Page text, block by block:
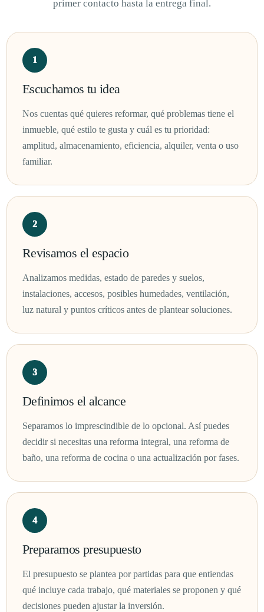
primer contacto hasta la entrega final.
Escuchamos tu idea
Nos cuentas qué quieres reformar, qué problemas tiene el
inmueble, qué estilo te gusta y cuál es tu prioridad:
amplitud, almacenamiento, eficiencia, alquiler, venta o uso
familiar.
Revisamos el espacio
Analizamos medidas, estado de paredes y suelos,
instalaciones, accesos, posibles humedades, ventilación,
luz natural y puntos críticos antes de plantear soluciones.
Definimos el alcance
Separamos lo imprescindible de lo opcional. Así puedes
decidir si necesitas una reforma integral, una reforma de
baño, una reforma de cocina o una actualización por fases.
Preparamos presupuesto
El presupuesto se plantea por partidas para que entiendas
qué incluye cada trabajo, qué materiales se proponen y qué
decisiones pueden ajustar la inversión.